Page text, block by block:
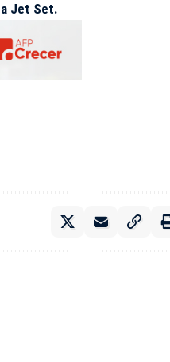
Jet Set.